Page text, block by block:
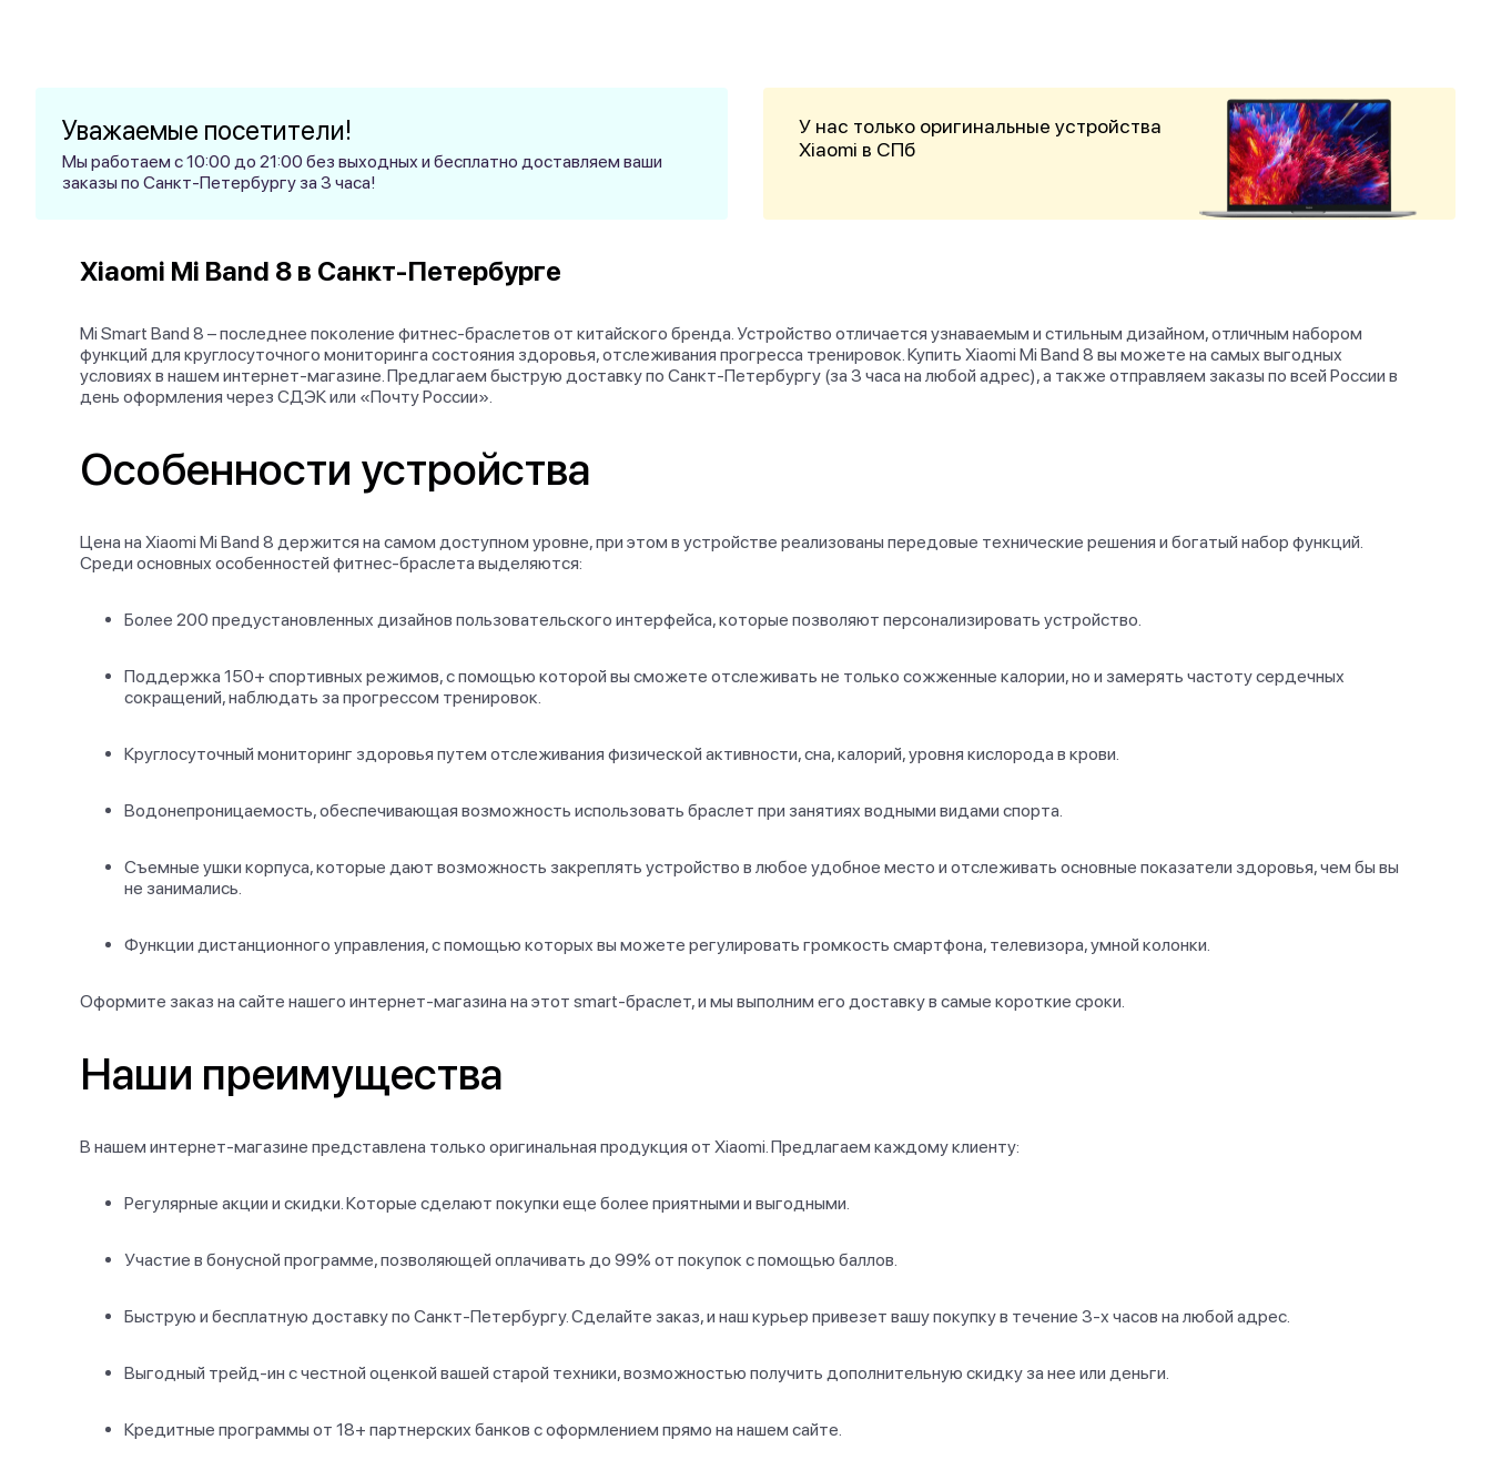
Уважаемые посетители!
Мы работаем с 10:00 до 21:00 без выходных и бесплатно доставляем ваши
заказы по Санкт-Петербургу за 3 часа!
У нас только оригинальные устройства
Xiaomi в СПб
Xiaomi Mi Band 8 в Санкт-Петербурге
Mi Smart Band 8 – последнее поколение фитнес-браслетов от китайского бренда. Устройство отличается узнаваемым и стильным дизайном, отличным набором
функций для круглосуточного мониторинга состояния здоровья, отслеживания прогресса тренировок. Купить Xiaomi Mi Band 8 вы можете на самых выгодных
условиях в нашем интернет-магазине. Предлагаем быструю доставку по Санкт-Петербургу (за 3 часа на любой адрес), а также отправляем заказы по всей России в
день оформления через СДЭК или «Почту России».
Особенности устройства
Цена на Xiaomi Mi Band 8 держится на самом доступном уровне, при этом в устройстве реализованы передовые технические решения и богатый набор функций.
Среди основных особенностей фитнес-браслета выделяются:
Более 200 предустановленных дизайнов пользовательского интерфейса, которые позволяют персонализировать устройство.
Поддержка 150+ спортивных режимов, с помощью которой вы сможете отслеживать не только сожженные калории, но и замерять частоту сердечных
сокращений, наблюдать за прогрессом тренировок.
Круглосуточный мониторинг здоровья путем отслеживания физической активности, сна, калорий, уровня кислорода в крови.
Водонепроницаемость, обеспечивающая возможность использовать браслет при занятиях водными видами спорта.
Съемные ушки корпуса, которые дают возможность закреплять устройство в любое удобное место и отслеживать основные показатели здоровья, чем бы вы
не занимались.
Функции дистанционного управления, с помощью которых вы можете регулировать громкость смартфона, телевизора, умной колонки.
Оформите заказ на сайте нашего интернет-магазина на этот smart-браслет, и мы выполним его доставку в самые короткие сроки.
Наши преимущества
В нашем интернет-магазине представлена только оригинальная продукция от Xiaomi. Предлагаем каждому клиенту:
Регулярные акции и скидки. Которые сделают покупки еще более приятными и выгодными.
Участие в бонусной программе, позволяющей оплачивать до 99% от покупок с помощью баллов.
Быструю и бесплатную доставку по Санкт-Петербургу. Сделайте заказ, и наш курьер привезет вашу покупку в течение 3-х часов на любой адрес.
Выгодный трейд-ин с честной оценкой вашей старой техники, возможностью получить дополнительную скидку за нее или деньги.
Кредитные программы от 18+ партнерских банков с оформлением прямо на нашем сайте.